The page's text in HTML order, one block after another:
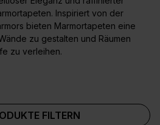
Inspiriert von der
bieten Marmortapeten eine
zu gestalten und Räumen
zu verleihen.
FILTERN